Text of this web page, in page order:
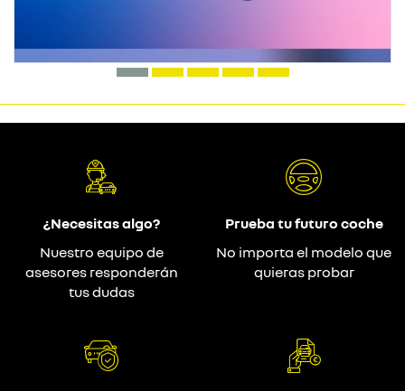
¿Necesitas algo?
Nuestro equipo de
asesores responderán
tus dudas
Prueba tu futuro coche
No importa el modelo que
quieras probar